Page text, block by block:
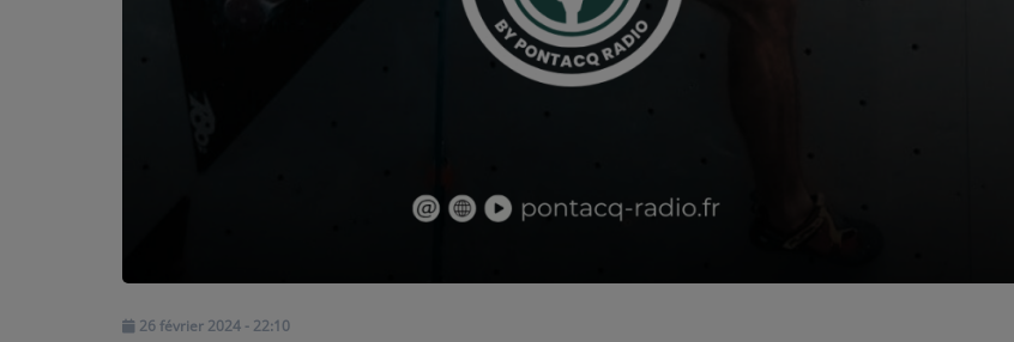
ÉDUCATION AUX MÉDIAS ET À
RECRUTEMENT
VENEZ DANS LE PUBLIC !26 février 2024 - 22:10